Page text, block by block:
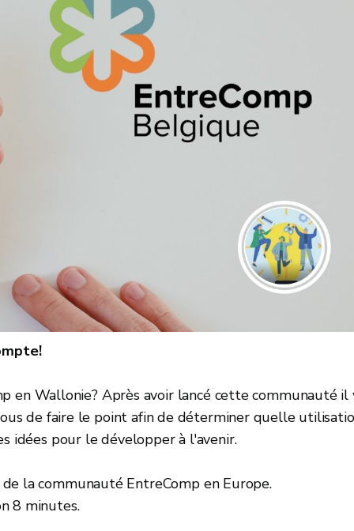
en Wallonie? Après avoir lancé cette communauté il
de faire le point afin de déterminer quelle
idées pour le développer à l'avenir.
la communauté EntreComp en Europe.
8 minutes.